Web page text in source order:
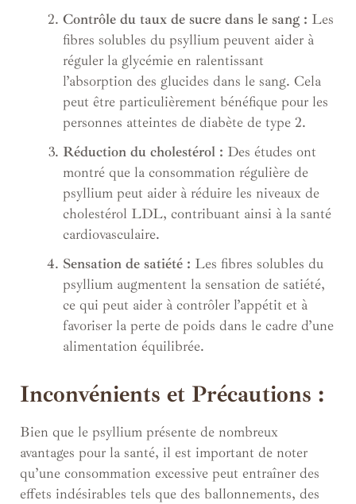
Contrôle du taux de sucre dans le sang : Les
fibres solubles du psyllium peuvent aider à
réguler la glycémie en ralentissant
l’absorption des glucides dans le sang. Cela
peut être particulièrement bénéfique pour les
personnes atteintes de diabète de type 2.
Réduction du cholestérol : Des études ont
montré que la consommation régulière de
psyllium peut aider à réduire les niveaux de
cholestérol LDL, contribuant ainsi à la santé
cardiovasculaire.
Sensation de satiété : Les fibres solubles du
psyllium augmentent la sensation de satiété,
ce qui peut aider à contrôler l’appétit et à
favoriser la perte de poids dans le cadre d’une
alimentation équilibrée.
Inconvénients et Précautions :
Bien que le psyllium présente de nombreux
avantages pour la santé, il est important de noter
qu’une consommation excessive peut entraîner des
effets indésirables tels que des ballonnements, des